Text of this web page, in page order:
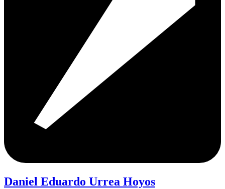
Daniel Eduardo Urrea Hoyos